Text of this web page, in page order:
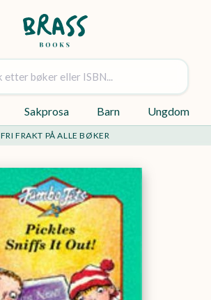
Sakprosa Barn Ungdom
FRI FRAKT PÅ ALLE BØKER